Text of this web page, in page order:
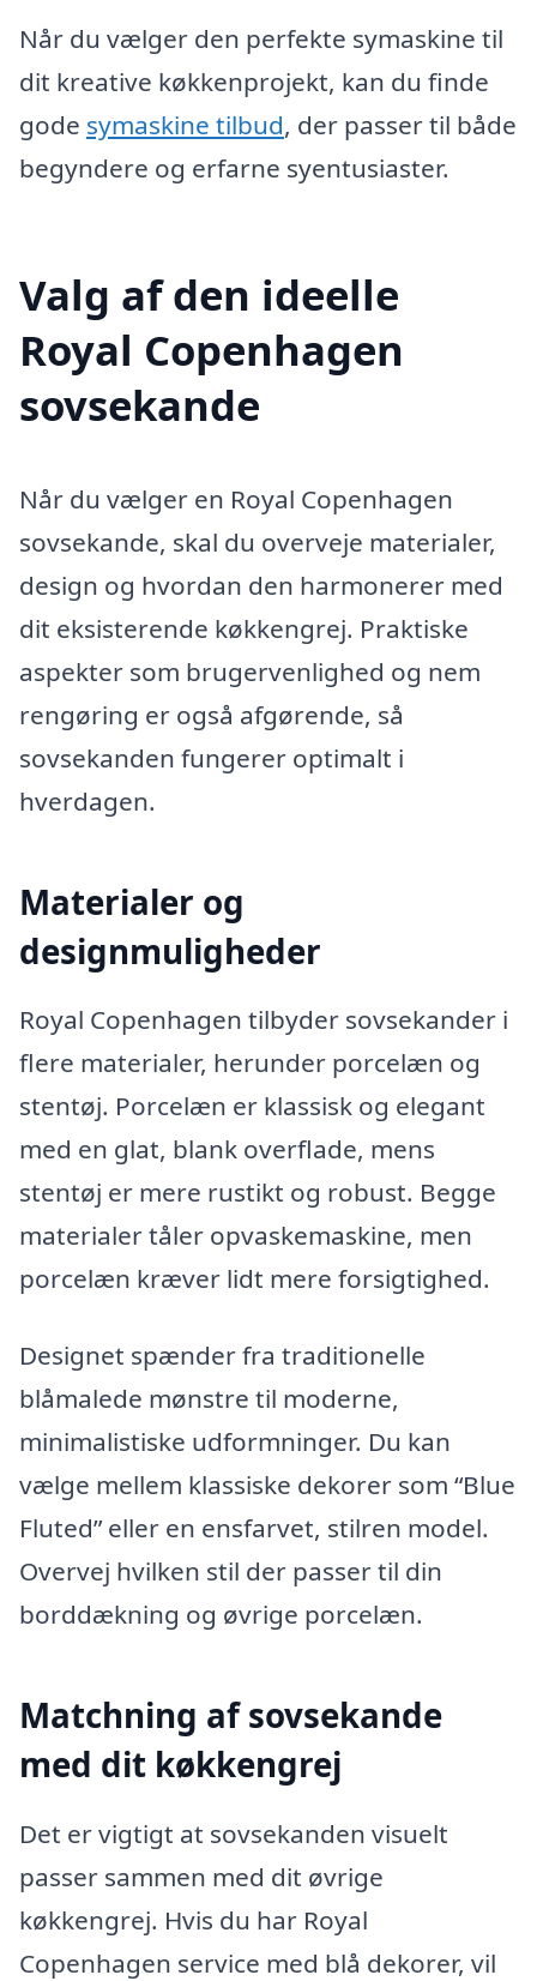
Når du vælger den perfekte symaskine til
dit kreative køkkenprojekt, kan du finde
gode symaskine tilbud, der passer til både
begyndere og erfarne syentusiaster.
Valg af den ideelle
Royal Copenhagen
sovsekande
Når du vælger en Royal Copenhagen
sovsekande, skal du overveje materialer,
design og hvordan den harmonerer med
dit eksisterende køkkengrej. Praktiske
aspekter som brugervenlighed og nem
rengøring er også afgørende, så
sovsekanden fungerer optimalt i
hverdagen.
Materialer og
designmuligheder
Royal Copenhagen tilbyder sovsekander i
flere materialer, herunder porcelæn og
stentøj. Porcelæn er klassisk og elegant
med en glat, blank overflade, mens
stentøj er mere rustikt og robust. Begge
materialer tåler opvaskemaskine, men
porcelæn kræver lidt mere forsigtighed.
Designet spænder fra traditionelle
blåmalede mønstre til moderne,
minimalistiske udformninger. Du kan
vælge mellem klassiske dekorer som “Blue
Fluted” eller en ensfarvet, stilren model.
Overvej hvilken stil der passer til din
borddækning og øvrige porcelæn.
Matchning af sovsekande
med dit køkkengrej
Det er vigtigt at sovsekanden visuelt
passer sammen med dit øvrige
køkkengrej. Hvis du har Royal
Copenhagen service med blå dekorer, vil